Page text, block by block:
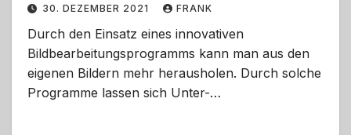
30. DEZEMBER 2021 FRANK
Durch den Einsatz eines innovativen
Bildbearbeitungsprogramms kann man aus den
eigenen Bildern mehr herausholen. Durch solche
Programme lassen sich Unter-…